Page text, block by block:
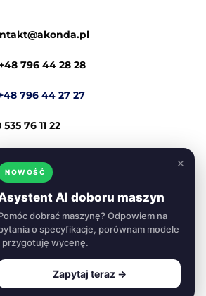
796 44 28 28
796 44 27 27
76 11 22
×
NOWOŚĆ
AI doboru maszyn
dobrać maszynę? Odpowiem na
o specyfikacje, porównam modele
przygotuję wycenę.
Zapytaj teraz →